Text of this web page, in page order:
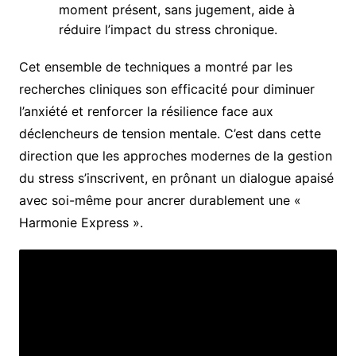
moment présent, sans jugement, aide à
réduire l’impact du stress chronique.
Cet ensemble de techniques a montré par les
recherches cliniques son efficacité pour diminuer
l’anxiété et renforcer la résilience face aux
déclencheurs de tension mentale. C’est dans cette
direction que les approches modernes de la gestion
du stress s’inscrivent, en prônant un dialogue apaisé
avec soi-même pour ancrer durablement une «
Harmonie Express ».